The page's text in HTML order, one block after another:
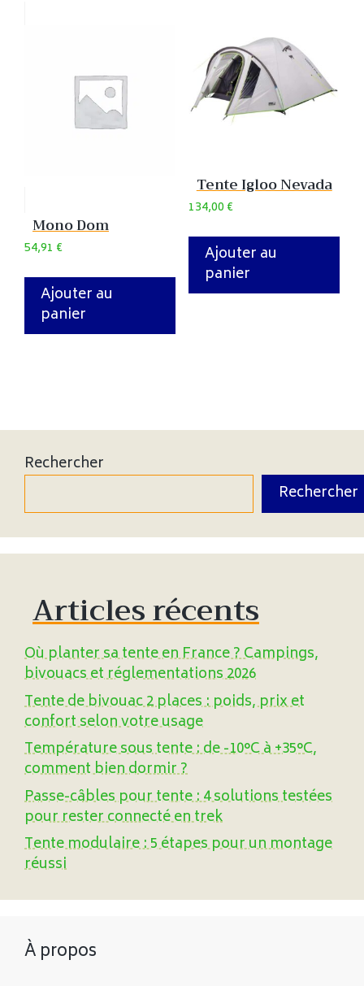
Mono Dom
54,91 €
Ajouter au
panier
Tente Igloo Nevada
134,00€
Ajouter au
panier
Rechercher
Rechercher
Articles récents
Où planter sa tente en France ? Campings,
bivouacs et réglementations 2026
Tente de bivouac 2 places : poids, prix et
confort selon votre usage
Température sous tente : de -10°C à +35°C,
comment bien dormir ?
Passe-câbles pour tente : 4 solutions testées
pour rester connecté en trek
Tente modulaire : 5 étapes pour un montage
réussi
À propos